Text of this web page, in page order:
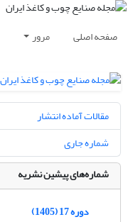
صفحه اصلی مرور
مقالات آماده انتشار
شماره جاری
شماره‌های پیشین نشریه
دوره 17 (1405)